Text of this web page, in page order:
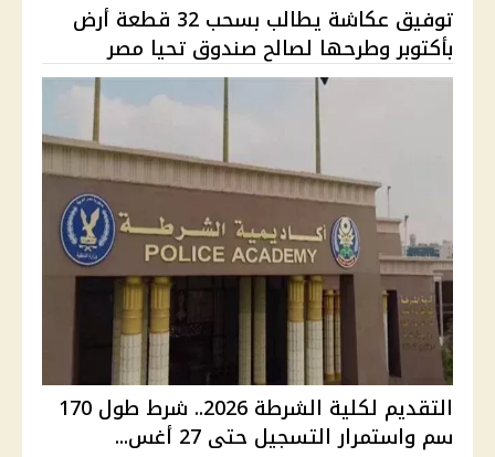
توفيق عكاشة يطالب بسحب 32 قطعة أرض
بأكتوبر وطرحها لصالح صندوق تحيا مصر
التقديم لكلية الشرطة 2026.. شرط طول 170
سم واستمرار التسجيل حتى 27 أغس...